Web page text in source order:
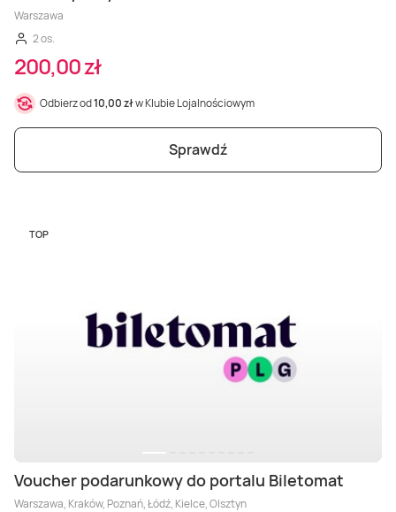
Warszawa
2 os.
200,00 zł
Odbierz od10,00 złw Klubie Lojalnościowym
Sprawdź
TOP
Voucher podarunkowy do portalu Biletomat
Warszawa, Kraków, Poznań, Łódź, Kielce, Olsztyn